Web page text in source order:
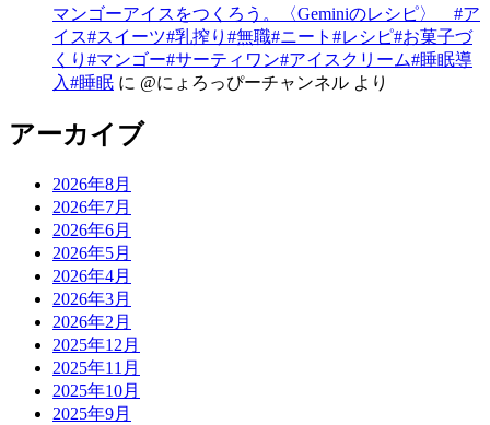
マンゴーアイスをつくろう。〈Geminiのレシピ〉 #ア
イス#スイーツ#乳搾り#無職#ニート#レシピ#お菓子づ
くり#マンゴー#サーティワン#アイスクリーム#睡眠導
入#睡眠 に @にょろっぴーチャンネル より
アーカイブ
2026年8月
2026年7月
2026年6月
2026年5月
2026年4月
2026年3月
2026年2月
2025年12月
2025年11月
2025年10月
2025年9月